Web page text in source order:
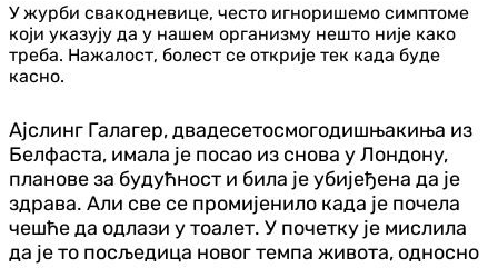
У журби свакодневице, често игноришемо симптоме
који указују да у нашем организму нешто није како
треба. Нажалост, болест се открије тек када буде
касно.
Ајслинг Галагер, двадесетосмогодишњакиња из
Белфаста, имала је посао из снова у Лондону,
планове за будућност и била је убијеђена да је
здрава. Али све се промијенило када је почела
чешће да одлази у тоалет. У почетку је мислила
да је то посљедица новог темпа живота, односно